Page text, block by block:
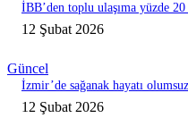
İBB’den toplu ulaşıma yüzde
12 Şubat 2026
Güncel
İzmir’de sağanak hayatı
12 Şubat 2026